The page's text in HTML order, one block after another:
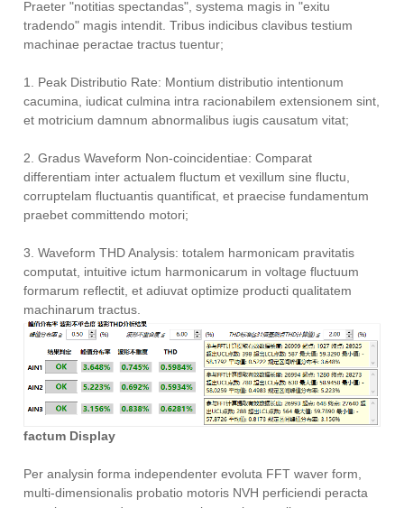
Praeter "notitias spectandas", systema magis in "exitu
tradendo" magis intendit. Tribus indicibus clavibus testium
machinae peractae tractus tuentur;
1. Peak Distributio Rate: Montium distributio intentionum
cacumina, iudicat culmina intra racionabilem extensionem sint,
et motricium damnum abnormalibus iugis causatum vitat;
2. Gradus Waveform Non-coincidentiae: Comparat
differentiam inter actualem fluctum et vexillum sine fluctu,
corruptelam fluctuantis quantificat, et praecise fundamentum
praebet committendo motori;
3. Waveform THD Analysis: totalem harmonicam pravitatis
computat, intuitive ictum harmonicarum in voltage fluctuum
formarum reflectit, et adiuvat optimize producti qualitatem
machinarum tractus.
factum Display
Per analysin forma independenter evoluta FFT waver form,
multi-dimensionalis probatio motoris NVH perficiendi peracta